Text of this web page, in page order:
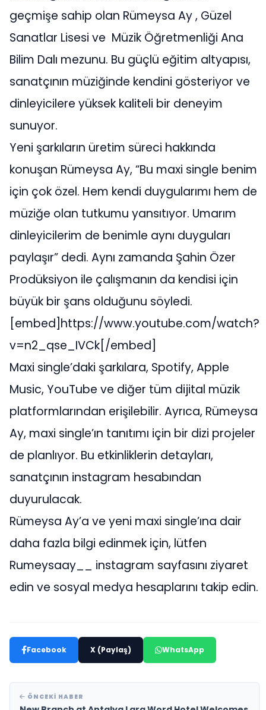
geçmişe sahip olan Rümeysa Ay , Güzel
Sanatlar Lisesi ve Müzik Öğretmenliği Ana
Bilim Dalı mezunu. Bu güçlü eğitim altyapısı,
sanatçının müziğinde kendini gösteriyor ve
dinleyicilere yüksek kaliteli bir deneyim
sunuyor.
Yeni şarkıların üretim süreci hakkında
konuşan Rümeysa Ay, “Bu maxi single benim
için çok özel. Hem kendi duygularımı hem de
müziğe olan tutkumu yansıtıyor. Umarım
dinleyicilerim de benimle aynı duyguları
paylaşır” dedi. Aynı zamanda Şahin Özer
Prodüksiyon ile çalışmanın da kendisi için
büyük bir şans olduğunu söyledi.
[embed]https://www.youtube.com/watch?
v=n2_qse_IVCk[/embed]
Maxi single’daki şarkılara, Spotify, Apple
Music, YouTube ve diğer tüm dijital müzik
platformlarından erişilebilir. Ayrıca, Rümeysa
Ay, maxi single’ın tanıtımı için bir dizi projeler
de planlıyor. Bu etkinliklerin detayları,
sanatçının instagram hesabından
duyurulacak.
Rümeysa Ay’a ve yeni maxi single’ına dair
daha fazla bilgi edinmek için, lütfen
Rumeysaay__ instagram sayfasını ziyaret
edin ve sosyal medya hesaplarını takip edin.
Facebook X (Paylaş) WhatsApp
ÖNCEKI HABER